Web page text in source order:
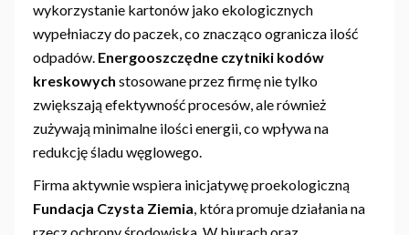
wykorzystanie kartonów jako ekologicznych
wypełniaczy do paczek, co znacząco ogranicza ilość
odpadów. Energooszczędne czytniki kodów
kreskowych stosowane przez firmę nie tylko
zwiększają efektywność procesów, ale również
zużywają minimalne ilości energii, co wpływa na
redukcję śladu węglowego.
Firma aktywnie wspiera inicjatywę proekologiczną
Fundacja Czysta Ziemia, która promuje działania na